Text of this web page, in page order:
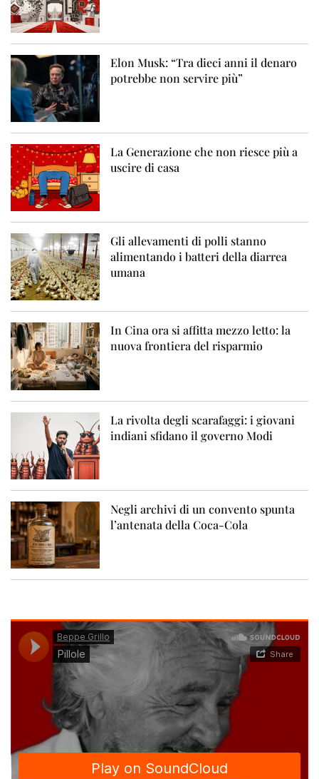
Elon Musk: “Tra dieci anni il denaro
potrebbe non servire più”
La Generazione che non riesce più a
uscire di casa
Gli allevamenti di polli stanno
alimentando i batteri della diarrea
umana
In Cina ora si affitta mezzo letto: la
nuova frontiera del risparmio
La rivolta degli scarafaggi: i giovani
indiani sfidano il governo Modi
Negli archivi di un convento spunta
l’antenata della Coca-Cola